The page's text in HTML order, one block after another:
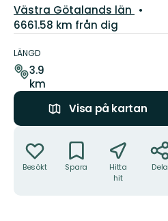
Län:
Västra Götalands län
6661.58 km från dig
om
leden
LÄNGD
3.9
km
Visa på kartan
Besökt Spara
Hitta
hit
Dela